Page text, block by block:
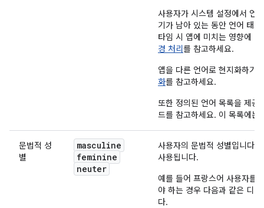
사용자가 시스템 설정에서 언
기가 남아 있는 동안 언어 태
타임 시 앱에 미치는 영향에
경 처리를 참고하세요.
앱을 다른 언어로 현지화하기
화를 참고하세요.
또한 정의된 언어 목록을 제공
드를 참고하세요. 이 목록에는
문법적 성
별
masculine
feminine
neuter
사용자의 문법적 성별입니다.
사용됩니다.
예를 들어 프랑스어 사용자를
야 하는 경우 다음과 같은 디
다.